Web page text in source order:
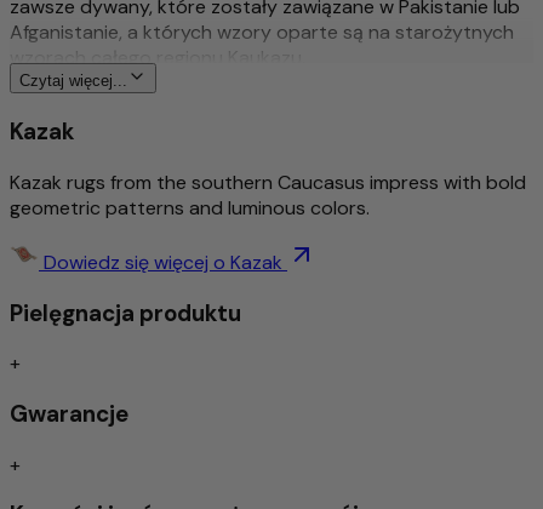
zawsze dywany, które zostały zawiązane w Pakistanie lub
Afganistanie, a których wzory oparte są na starożytnych
wzorach całego regionu Kaukazu.
Bogato szczegółowy i stylowy wzór
Ponadczasowy wzór
Izolacja akustyczna/odpowiednia dla ogrzewania
przędzona
Do wykonania tego dywanu użyto wyłącznie ręcznie
naturalne właściwości wełny zostają optymalnie
Czytaj więcej...
Kazak
Kazak rugs from the southern Caucasus impress with bold
geometric patterns and luminous colors.
Dowiedz się więcej o Kazak
Pielęgnacja produktu
+
Gwarancje
+